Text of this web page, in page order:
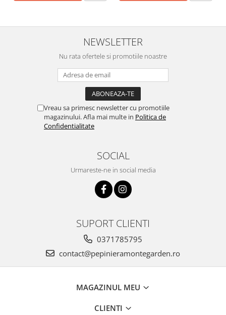
NEWSLETTER
Nu rata ofertele si promotiile noastre
Vreau sa primesc newsletter cu promotiile
magazinului. Afla mai multe in Politica de
Confidentialitate
SOCIAL
Urmareste-ne in social media
SUPORT CLIENTI
0371785795
contact@pepinieramontegarden.ro
MAGAZINUL MEU
CLIENTI